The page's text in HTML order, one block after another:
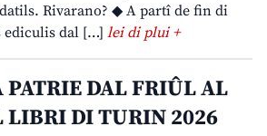
Rivarano? ◆ A partî de fin di
ediculis dal […] lei di plui +
PATRIE DAL FRIÛL AL
LIBRI DI TURIN 2026